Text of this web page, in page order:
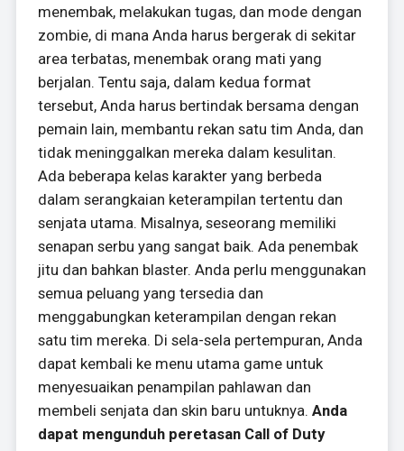
menembak, melakukan tugas, dan mode dengan
zombie, di mana Anda harus bergerak di sekitar
area terbatas, menembak orang mati yang
berjalan. Tentu saja, dalam kedua format
tersebut, Anda harus bertindak bersama dengan
pemain lain, membantu rekan satu tim Anda, dan
tidak meninggalkan mereka dalam kesulitan.
Ada beberapa kelas karakter yang berbeda
dalam serangkaian keterampilan tertentu dan
senjata utama. Misalnya, seseorang memiliki
senapan serbu yang sangat baik. Ada penembak
jitu dan bahkan blaster. Anda perlu menggunakan
semua peluang yang tersedia dan
menggabungkan keterampilan dengan rekan
satu tim mereka. Di sela-sela pertempuran, Anda
dapat kembali ke menu utama game untuk
menyesuaikan penampilan pahlawan dan
membeli senjata dan skin baru untuknya. Anda
dapat mengunduh peretasan Call of Duty